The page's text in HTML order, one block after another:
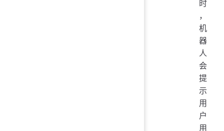
时
，
机
器
人
会
提
示
用
户
用